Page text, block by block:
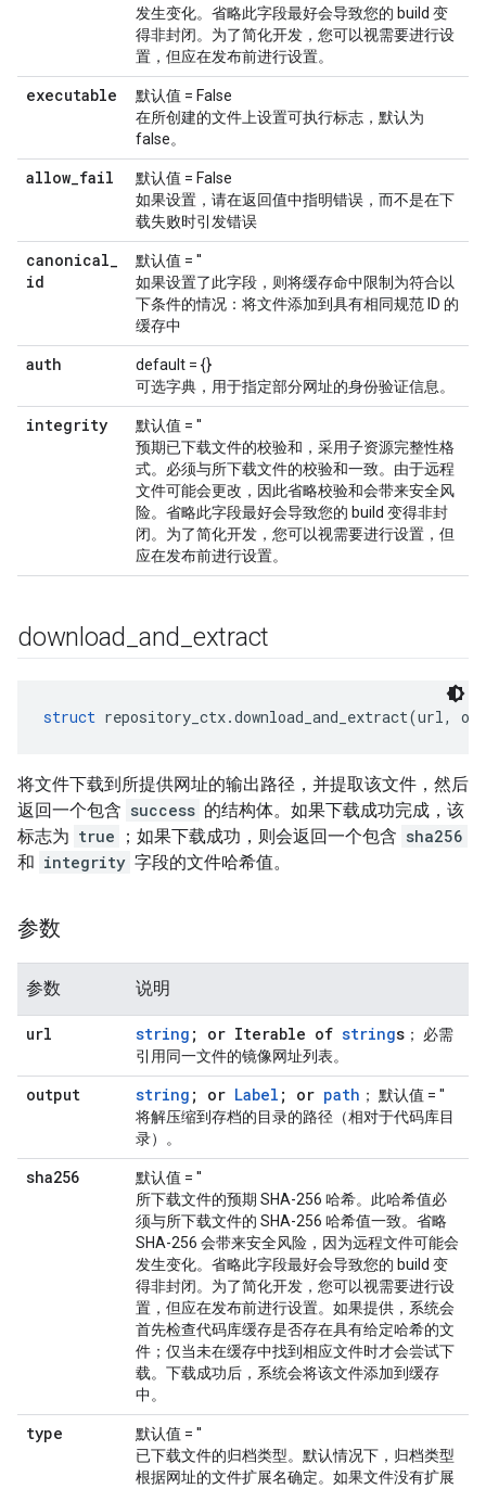
发生变化。省略此字段最好会导致您的 build 变
得非封闭。为了简化开发，您可以视需要进行设
置，但应在发布前进行设置。
executable
默认值 = False
在所创建的文件上设置可执行标志，默认为
false。
allow_fail
默认值 = False
如果设置，请在返回值中指明错误，而不是在下
载失败时引发错误
canonical_
id
默认值 = ''
如果设置了此字段，则将缓存命中限制为符合以
下条件的情况：将文件添加到具有相同规范 ID 的
缓存中
auth
default = {}
可选字典，用于指定部分网址的身份验证信息。
integrity
默认值 = ''
预期已下载文件的校验和，采用子资源完整性格
式。必须与所下载文件的校验和一致。由于远程
文件可能会更改，因此省略校验和会带来安全风
险。省略此字段最好会导致您的 build 变得非封
闭。为了简化开发，您可以视需要进行设置，但
应在发布前进行设置。
download and extract
struct
将文件下载到所提供网址的输出路径，并提取该文件，然后
返回一个包含 success 的结构体。如果下载成功完成，该
标志为 true ；如果下载成功，则会返回一个包含 sha256
和 integrity 字段的文件哈希值。
参数
参数 说明
url string ; or Iterable of strings ； 必需
引用同一文件的镜像网址列表。
output string ; or Label ; or path ； 默认值 = ''
将解压缩到存档的目录的路径（相对于代码库目
录）。
sha256
默认值 = ''
所下载文件的预期 SHA-256 哈希。此哈希值必
须与所下载文件的 SHA-256 哈希值一致。省略
SHA-256 会带来安全风险，因为远程文件可能会
发生变化。省略此字段最好会导致您的 build 变
得非封闭。为了简化开发，您可以视需要进行设
置，但应在发布前进行设置。如果提供，系统会
首先检查代码库缓存是否存在具有给定哈希的文
件；仅当未在缓存中找到相应文件时才会尝试下
载。下载成功后，系统会将该文件添加到缓存
中。
type
默认值 = ''
已下载文件的归档类型。默认情况下，归档类型
根据网址的文件扩展名确定。如果文件没有扩展